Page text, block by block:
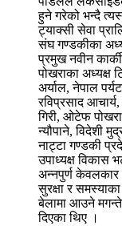
हुने गरेको भन्दै
ट्याक्सी सेवा
संघ गण्डकीका
प्रमुख नवीन
पोखराका अध्यक्ष
अर्याल, नेपाल
रविप्रसाद
गिरी, ओटेफ
न्यौपाने, विदेशी
नाट्टा गण्डकी
उपाध्यक्ष विकास
अन्नपुर्ण केवलकार
सुरक्षा र
बेलामा आउने
दिएका थिए ।